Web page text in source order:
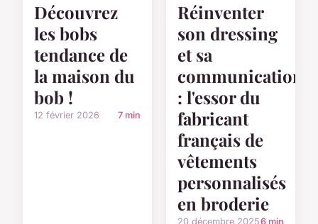
Découvrez
les bobs
tendance de
la maison du
bob !
12 février 2026 7 min
Réinventer
son dressing
et sa
communication
: l'essor du
fabricant
français de
vêtements
personnalisés
en broderie
20 décembre 20256 min